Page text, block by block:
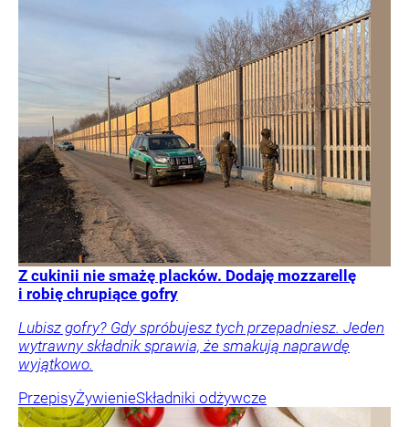
Z cukinii nie smażę placków. Dodaję mozzarellę
i robię chrupiące gofry
Lubisz gofry? Gdy spróbujesz tych przepadniesz. Jeden
wytrawny składnik sprawia, że smakują naprawdę
wyjątkowo.
PrzepisyŻywienieSkładniki odżywcze